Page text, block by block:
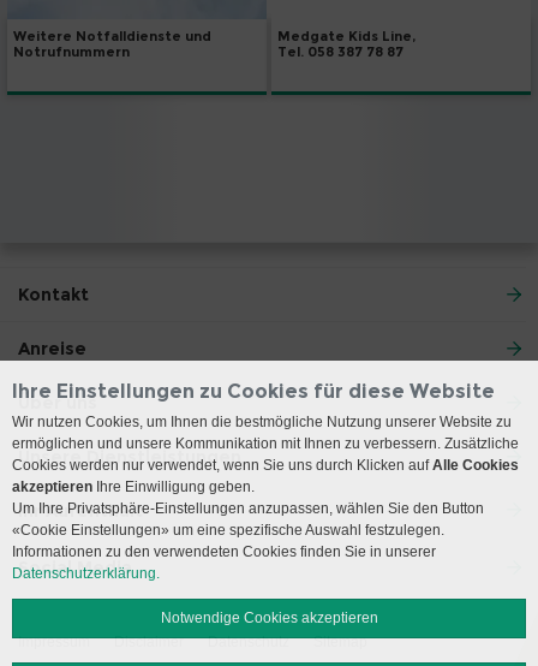
Weitere Notfalldienste und
Notrufnummern
Medgate Kids Line,
Tel. 058 387 78 87
Kontakt
Anreise
Über uns
Unsere Dienstleistungen
Ihr Aufenthalt
Social Media
Impressum Disclaimer Datenschutz Sitemap
Ihre Einstellungen zu Cookies für diese Website
Wir nutzen Cookies, um Ihnen die bestmögliche Nutzung unserer Website zu
ermöglichen und unsere Kommunikation mit Ihnen zu verbessern. Zusätzliche
Cookies werden nur verwendet, wenn Sie uns durch Klicken aufAlle Cookies
akzeptieren Ihre Einwilligung geben.
Um Ihre Privatsphäre-Einstellungen anzupassen, wählen Sie den Button
«Cookie Einstellungen» um eine spezifische Auswahl festzulegen.
Informationen zu den verwendeten Cookies finden Sie in unserer
Datenschutzerklärung.
Notwendige Cookies akzeptieren